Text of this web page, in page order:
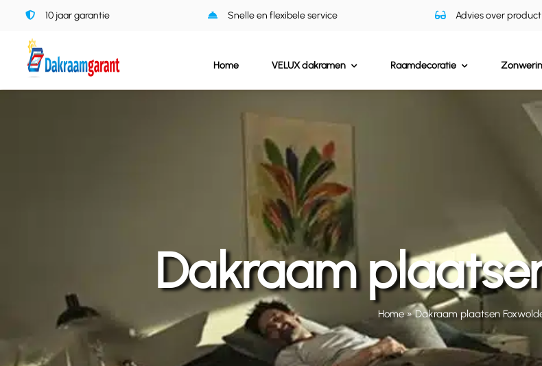
inhoud
10 jaar garantie Snelle en flexibele service Advies over
Home VELUX dakramen Raamdecoratie
Dakraam
Home»Dakraam plaatsen